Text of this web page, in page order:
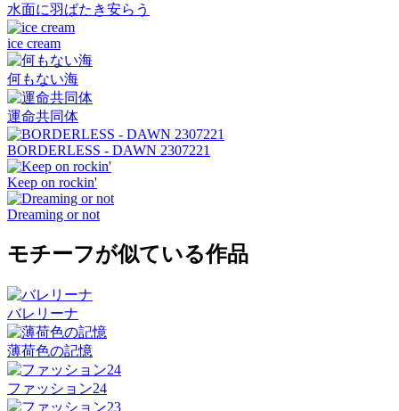
水面に羽ばたき安らう
ice cream
何もない海
運命共同体
BORDERLESS - DAWN 2307221
Keep on rockin'
Dreaming or not
モチーフが似ている作品
バレリーナ
薄荷色の記憶
ファッション24